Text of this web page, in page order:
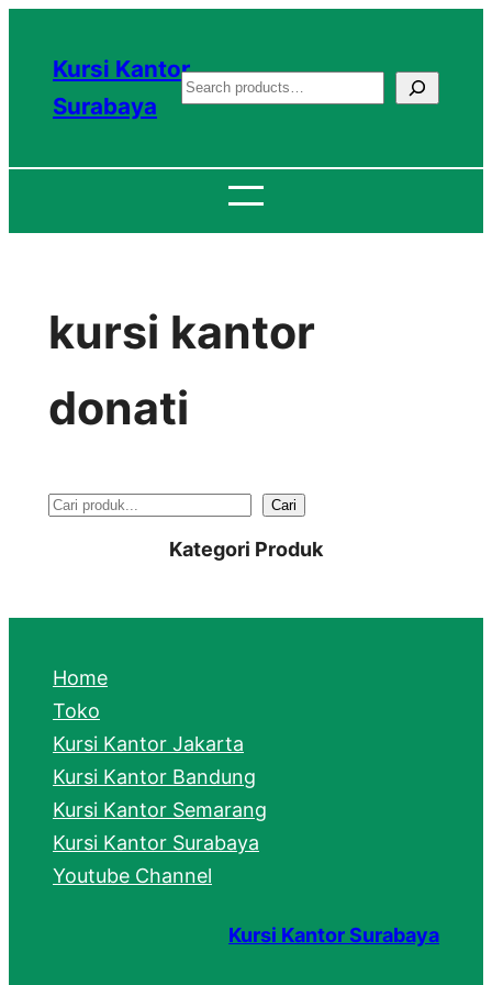
konten
Kursi Kantor
Surabaya
S
a
c
kursi kantor
donati
S
r
h
Cari
Kategori Produk
Home
Toko
Kursi Kantor Jakarta
Kursi Kantor Bandung
Kursi Kantor Semarang
Kursi Kantor Surabaya
Youtube Channel
Kursi Kantor Surabaya